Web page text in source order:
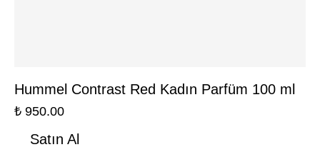
Hummel Contrast Red Kadın Parfüm 100 ml
₺ 950.00
Satın Al